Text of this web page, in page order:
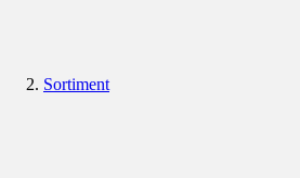
Sortiment